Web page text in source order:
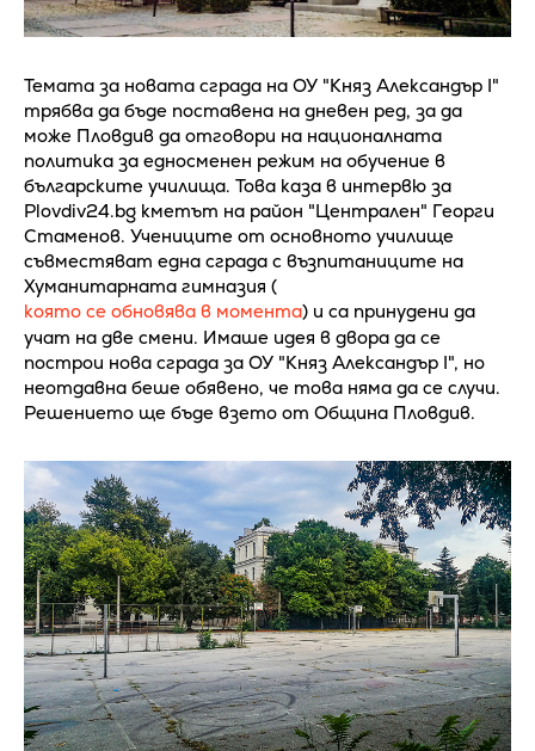
Темата за новата сграда на ОУ "Княз Александър I"
трябва да бъде поставена на дневен ред, за да
може Пловдив да отговори на националната
политика за едносменен режим на обучение в
българските училища. Това каза в интервю за
Plovdiv24.bg кметът на район "Централен" Георги
Стаменов. Учениците от основното училище
съвместяват една сграда с възпитаниците на
Хуманитарната гимназия (
която се обновява в момента) и са принудени да
учат на две смени. Имаше идея в двора да се
построи нова сграда за ОУ "Княз Александър I", но
неотдавна беше обявено, че това няма да се случи.
Решението ще бъде взето от Община Пловдив.